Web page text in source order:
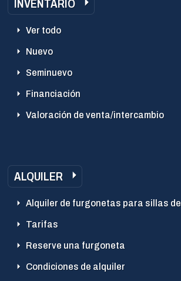
INVENTARIO
Ver todo
Nuevo
Seminuevo
Financiación
Valoración de venta/intercambio
ALQUILER
Alquiler de furgonetas para sillas
Tarifas
Reserve una furgoneta
Condiciones de alquiler